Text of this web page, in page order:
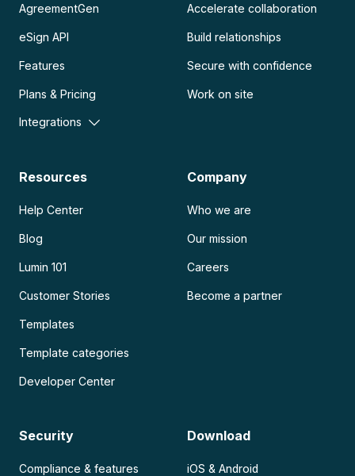
AgreementGen
eSign API
Features
Plans & Pricing
Integrations
Accelerate collaboration
Build relationships
Secure with confidence
Work on site
Resources
Help Center
Blog
Lumin 101
Customer Stories
Templates
Template categories
Developer Center
Company
Who we are
Our mission
Careers
Become a partner
Security
Compliance & features
Download
iOS & Android